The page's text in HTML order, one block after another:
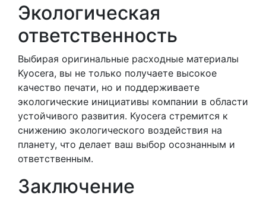
Экологическая
ответственность
Выбирая оригинальные расходные материалы
Kyocera, вы не только получаете высокое
качество печати, но и поддерживаете
экологические инициативы компании в области
устойчивого развития. Kyocera стремится к
снижению экологического воздействия на
планету, что делает ваш выбор осознанным и
ответственным.
Заключение